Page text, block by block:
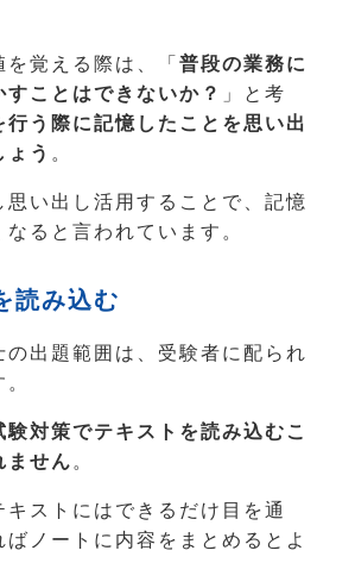
覚える際は、「 普段の業務に
すことはできないか？
」と考
行う際に記憶したことを思い出
う 。
思い出し活用することで、記憶
ると言われています。
読み込む
の出題範囲は、受験者に配られ
験対策でテキストを読み込むこ
ません 。
キストにはできるだけ目を通
ばノートに内容をまとめるとよ